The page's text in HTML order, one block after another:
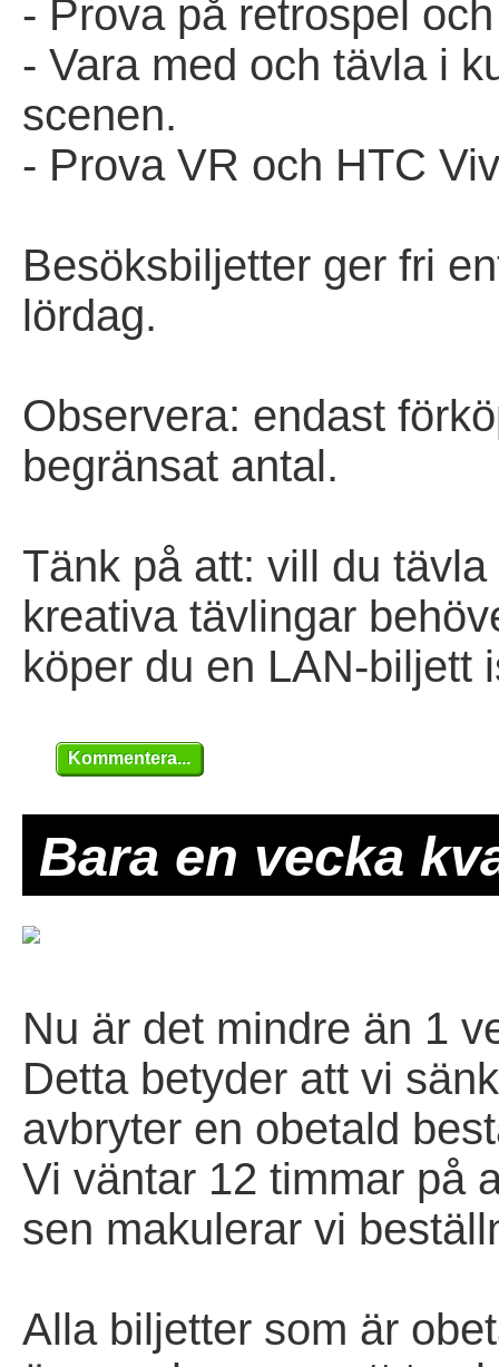
- Prova på retrospel
- Vara med och tävla i
scenen.
- Prova VR och HTC
Besöksbiljetter ger fri
lördag.
Observera: endast
begränsat antal.
Tänk på att: vill du
kreativa tävlingar
köper du en LAN-biljett
Kommentera...
Bara en vecka
Nu är det mindre än 1
Detta betyder att vi
avbryter en obetald
Vi väntar 12 timmar på
sen makulerar vi
Alla biljetter som är